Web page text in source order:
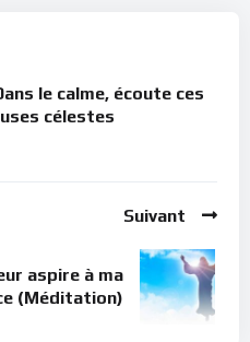
le calme, écoute ces
célestes
Suivant
aspire à ma
(Méditation)